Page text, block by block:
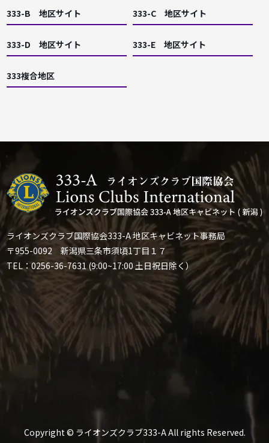
333-B 地区サイト 333-C 地区サイト
333-D 地区サイト 333-E 地区サイト
333複合地区
ライオンズクラブ国際協会333-A 地区キャビネット事務局
〒955-0092 新潟県三条市須頃1丁目１７
TEL：0256-36-7631 (9:00~17:00 土日祝日除く）
Copyright © ライオンズクラブ333-A All rights Reserved.